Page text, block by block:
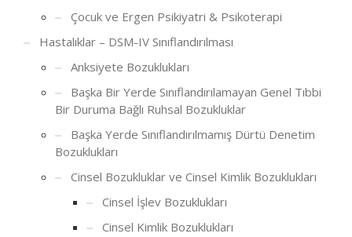
Çocuk ve Ergen Psikiyatri & Psikoterapi
Hastalıklar – DSM-IV Sınıflandırılması
Anksiyete Bozuklukları
Başka Bir Yerde Sınıflandırılamayan Genel Tıbbi
Bir Duruma Bağlı Ruhsal Bozukluklar
Başka Yerde Sınıflandırılmamış Dürtü Denetim
Bozuklukları
Cinsel Bozukluklar ve Cinsel Kimlik Bozuklukları
Cinsel İşlev Bozuklukları
Cinsel Kimlik Bozuklukları